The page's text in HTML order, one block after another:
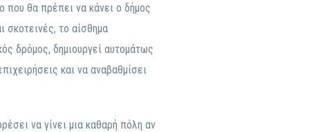
που θα πρέπει να κάνει ο δήμος
σκοτεινές, το αίσθημα
δρόμος, δημιουργεί αυτομάτως
και να αναβαθμίσει
να γίνει μια καθαρή πόλη αν